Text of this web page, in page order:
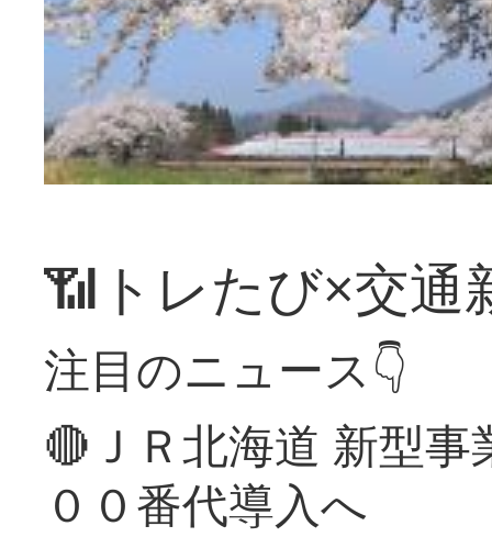
📶トレたび×交通
注目のニュース👇
🔴ＪＲ北海道 新型
００番代導入へ